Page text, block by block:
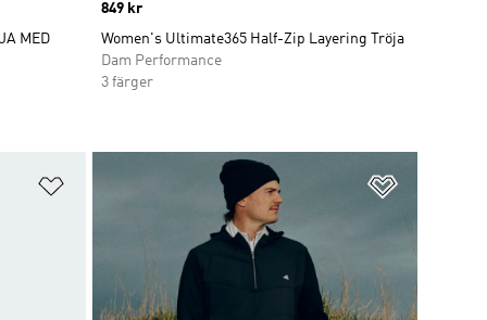
MED
Price
849 kr
Women's Ultimate365 Half-Zip Layering Tröja
Dam Performance
3 färger
Lägg till på önskelistan